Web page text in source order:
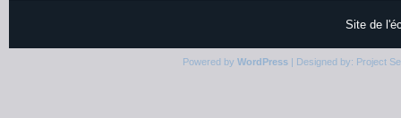
Site de
Powered by WordPress| Designed by: Project